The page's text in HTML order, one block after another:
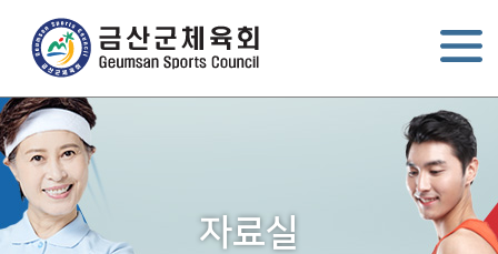
자료실